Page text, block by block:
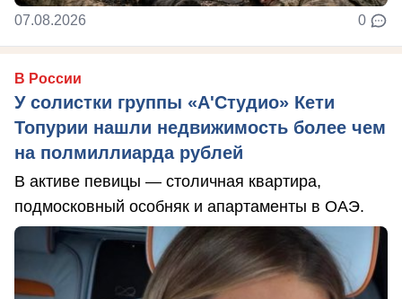
07.08.2026 0
В России
У солистки группы «А'Студио» Кети
Топурии нашли недвижимость более чем
на полмиллиарда рублей
В активе певицы — столичная квартира,
подмосковный особняк и апартаменты в ОАЭ.